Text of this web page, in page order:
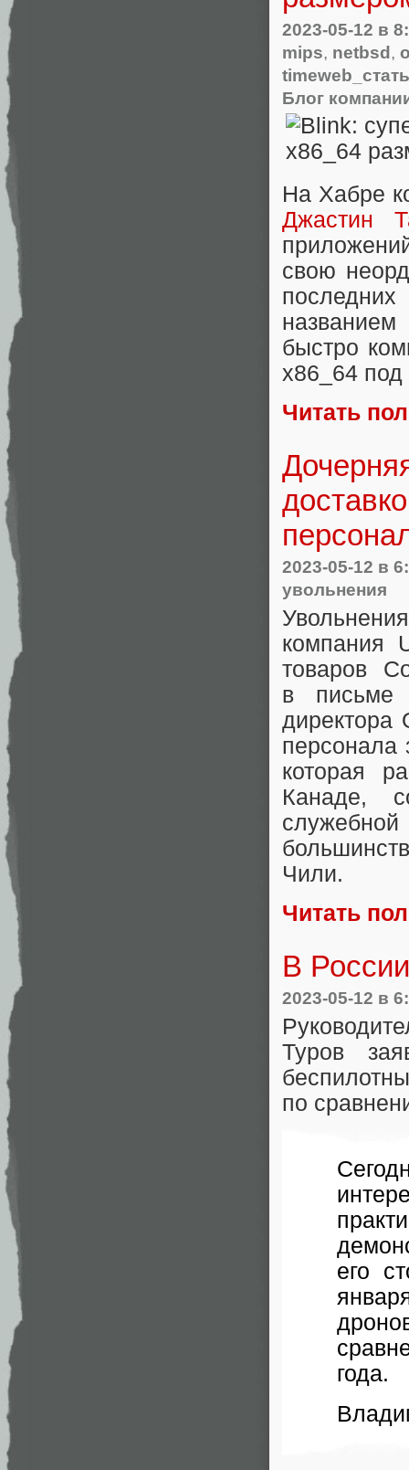
2023-05-12 в
mips, netbsd,
Блог
На Хабре
Джастин
свою
названием
быстро
x86_64
Читать
2023-05-12 в
увольнения
компания
товаров
в письме
директора
персонала
которая
Канаде,
Чили.
Читать
В
2023-05-12 в
Туров
по
его
года.